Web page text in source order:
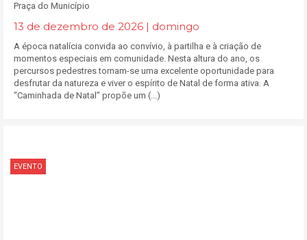
Praça do Município
13 de dezembro de 2026 | domingo
A época natalícia convida ao convívio, à partilha e à criação de
momentos especiais em comunidade. Nesta altura do ano, os
percursos pedestres tornam-se uma excelente oportunidade para
desfrutar da natureza e viver o espírito de Natal de forma ativa. A
“Caminhada de Natal” propõe um (...)
EVENTO